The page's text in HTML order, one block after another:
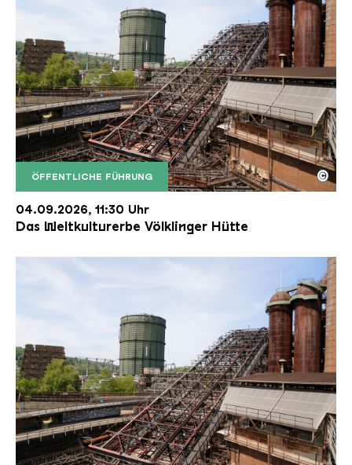
ÖFFENTLICHE FÜHRUNG
Der Erzschrägaufzug der Völklinger Hütte mit
Copyright: Weltkulturerbe Völklinger Hütte | Karl
©
04.09.2026, 11:30 Uhr
Das Weltkulturerbe Völklinger Hütte